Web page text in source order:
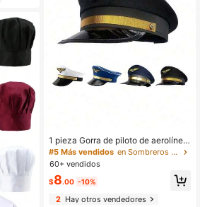
1 pieza Gorra de piloto de aerolínea,
gorra de uniforme, sombrero de disfr
az de azafata, adecuado para fiest
as de vacaciones
#5 Más vendidos
en Sombreros de trabajo para hombres
60+ vendidos
$8.00 -10%
2Hay otros vendedores